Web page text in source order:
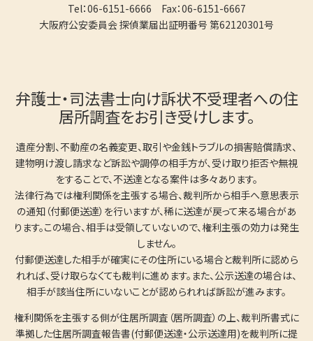
Tel：06-6151-6666 Fax：06-6151-6667
大阪府公安委員会 探偵業届出証明番号 第62120301号
弁護士・司法書士向け訴状不受理者への住
居所調査をお引き受けします。
遺産分割、不動産の名義変更、取引や金銭トラブルの損害賠償請求、
建物明け渡し請求など訴訟や調停の相手方が、受け取り拒否や無視
をすることで、不送達となる案件は多々あります。
法律行為では権利関係を主張する場合、裁判所から相手へ意思表示
の通知（付郵便送達）を行いますが、稀に送達が戻って来る場合があ
ります。この場合、相手は受領していないので、権利主張の効力は発生
しません。
付郵便送達した相手が確実にその住所にいる場合と裁判所に認めら
れれば、受け取らなくても裁判に進めます。また、公示送達の場合は、
相手が該当住所にいないことが認められれば訴訟が進みます。
権利関係を主張する側が住居所調査（居所調査）の上、裁判所書式に
準拠した住居所調査報告書(付郵便送達・公示送達用)を裁判所に提